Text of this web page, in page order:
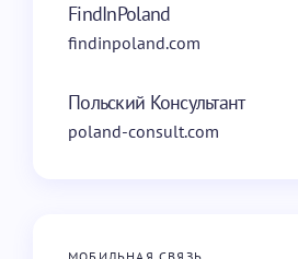
FindInPoland
findinpoland.com
Польский Консультант
poland-consult.com